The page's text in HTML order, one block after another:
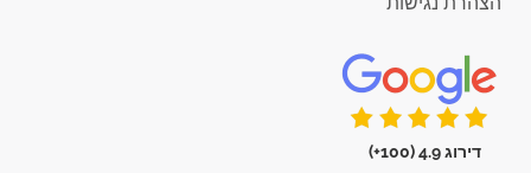
דירוג 4.9 (100+)